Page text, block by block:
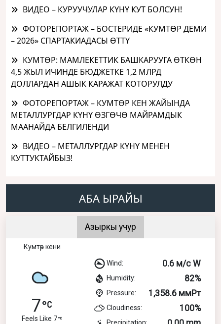
ВИДЕО – КУРУУЧУЛАР КҮНҮ КУТ БОЛСУН!
ФОТОРЕПОРТАЖ – БОСТЕРИДЕ «КУМТӨР ДЕМИ
– 2026» СПАРТАКИАДАСЫ ӨТТҮ
КУМТӨР: МАМЛЕКЕТТИК БАШКАРУУГА ӨТКӨН
4,5 ЖЫЛ ИЧИНДЕ БЮДЖЕТКЕ 1,2 МЛРД
ДОЛЛАРДАН АШЫК КАРАЖАТ КОТОРУЛДУ
ФОТОРЕПОРТАЖ – КУМТӨР КЕН ЖАЙЫНДА
МЕТАЛЛУРГДАР КҮНҮ ӨЗГӨЧӨ МАЙРАМДЫК
МААНАЙДА БЕЛГИЛЕНДИ
ВИДЕО – МЕТАЛЛУРГДАР КҮНҮ МЕНЕН
КУТТУКТАЙБЫЗ!
АБА ЫРАЙЫ
Азыркы учур
Кумтөр кени
7
Feels Like 7
Wind: 0.6 м/с W
Humidity: 82%
Pressure: 1,358.6 ммРт
Cloudiness: 100%
Precipitation: